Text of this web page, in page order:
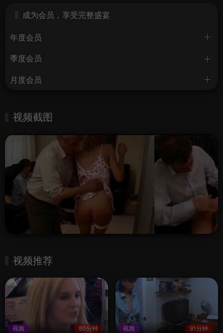
成为会员，享受完整盛宴
年度会员
季度会员
月度会员
视频截图
视频推荐
视频 80分钟 视频 91分钟